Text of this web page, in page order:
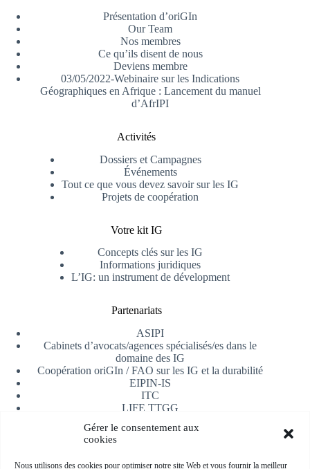
Gérer le consentement aux
cookies
Nous utilisons des cookies pour optimiser notre site Web et vous fournir la meilleur
Présentation d’oriGIn
Our Team
Nos membres
Ce qu’ils disent de nous
Deviens membre
03/05/2022-Webinaire sur les Indications
Géographiques en Afrique : Lancement du manuel
d’AfrIPI
Activités
Dossiers et Campagnes
Événements
Tout ce que vous devez savoir sur les IG
Projets de coopération
Votre kit IG
Concepts clés sur les IG
Informations juridiques
L’IG: un instrument de dévelopment
Partenariats
ASIPI
Cabinets d’avocats/agences spécialisés/es dans le
domaine des IG
Coopération oriGIn / FAO sur les IG et la durabilité
EIPIN-IS
ITC
LIFE TTGG
AfrIPI
Recevoir notre newsletter